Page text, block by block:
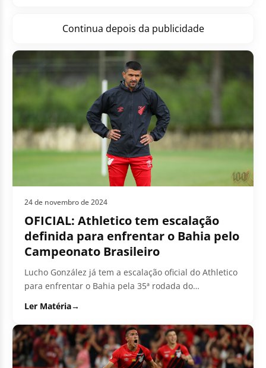
Continua depois da publicidade
24 de novembro de 2024
OFICIAL: Athletico tem escalação
definida para enfrentar o Bahia pelo
Campeonato Brasileiro
Lucho González já tem a escalação oficial do Athletico
para enfrentar o Bahia pela 35ª rodada do
Ler Matéria→